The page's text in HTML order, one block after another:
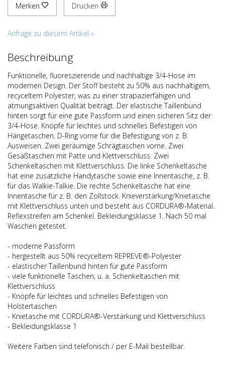
Merken Drucken
Anfrage zu diesem Artikel »
Beschreibung
Funktionelle, fluoreszierende und nachhaltige 3/4-Hose im
modernen Design. Der Stoff besteht zu 50% aus nachhaltigem,
recyceltem Polyester, was zu einer strapazierfähigen und
atmungsaktiven Qualität beiträgt. Der elastische Taillenbund
hinten sorgt für eine gute Passform und einen sicheren Sitz der
3/4-Hose. Knöpfe für leichtes und schnelles Befestigen von
Hängetaschen. D-Ring vorne für die Befestigung von z. B.
Ausweisen. Zwei geräumige Schrägtaschen vorne. Zwei
Gesäßtaschen mit Patte und Klettverschluss. Zwei
Schenkeltaschen mit Klettverschluss. Die linke Schenkeltasche
hat eine zusätzliche Handytasche sowie eine Innentasche, z. B.
für das Walkie-Talkie. Die rechte Schenkeltasche hat eine
Innentasche für z. B. den Zollstock. Knieverstärkung/Knietasche
mit Klettverschluss unten und besteht aus CORDURA®-Material.
Reflexstreifen am Schenkel. Bekleidungsklasse 1. Nach 50 mal
Waschen getestet.
- moderne Passform
- hergestellt aus 50% recyceltem REPREVE®-Polyester
- elastischer Taillenbund hinten für gute Passform
- viele funktionelle Taschen, u. a. Schenkeltaschen mit
Klettverschluss
- Knöpfe für leichtes und schnelles Befestigen von
Holstertaschen
- Knietasche mit CORDURA®-Verstärkung und Klettverschluss
- Bekleidungsklasse 1
Weitere Farben sind telefonisch / per E-Mail bestellbar.